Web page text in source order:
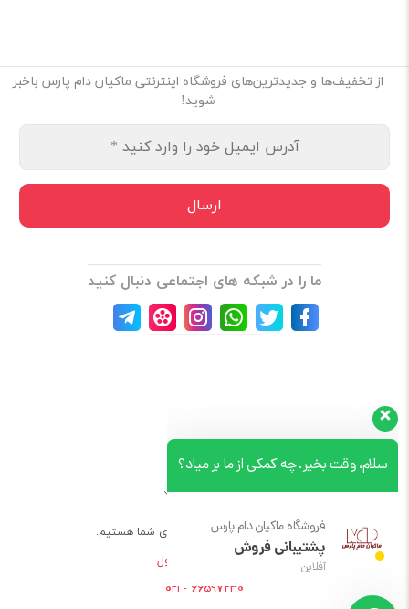
از تخفیف‌ها و جدیدترین‌های فروشگاه اینترنتی ماکیان دام پارس باخبر
شوید!
ما را در شبکه های اجتماعی دنبال کنید
نمایش بیشتر
۷ روز هفته، ۲۴ ساعته پاسخگوی شما هستیم.
پرسش های متداول
66597230 - ۰۲۱
سلام، وقت بخیر. چه کمکی از ما بر میاد؟
پشتیبانی فروش
آفلاین